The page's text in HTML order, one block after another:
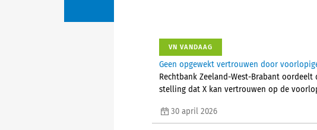
VN VANDAAG
Geen opgewekt vertrouwen door
Rechtbank Zeeland-West-Brabant
stelling dat X kan vertrouwen op de
30 april 2026